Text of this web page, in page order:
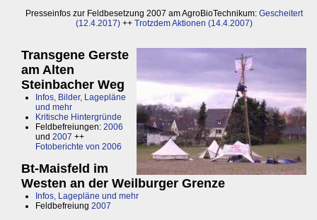
Presseinfos zur Feldbesetzung 2007 am AgroBioTechnikum: Gescheitert
(12.4.2017)++ Trotzdem Aktionen (14.4.2007)
Transgene Gerste
am Alten
Steinbacher Weg
Infos, Bilder, Lagepläne
und mehr
Kritische Hintergründe
Feldbefreiungen: 2006
und 2007 ++
Fotoberichte von 2006
Bt-Maisfeld im
Westen an der Weilburger Grenze
Infos, Lagepläne und mehr
Feldbefreiung 2007